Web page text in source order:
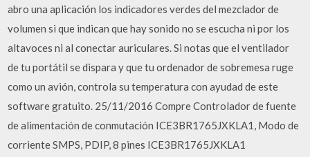
abro una aplicación los indicadores verdes del mezclador de
volumen si que indican que hay sonido no se escucha ni por los
altavoces ni al conectar auriculares. Si notas que el ventilador
de tu portátil se dispara y que tu ordenador de sobremesa ruge
como un avión, controla su temperatura con ayudad de este
software gratuito. 25/11/2016 Compre Controlador de fuente
de alimentación de conmutación ICE3BR1765JXKLA1, Modo de
corriente SMPS, PDIP, 8 pines ICE3BR1765JXKLA1